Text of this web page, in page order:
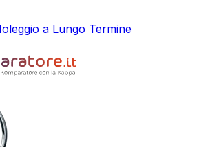
a Lungo Termine